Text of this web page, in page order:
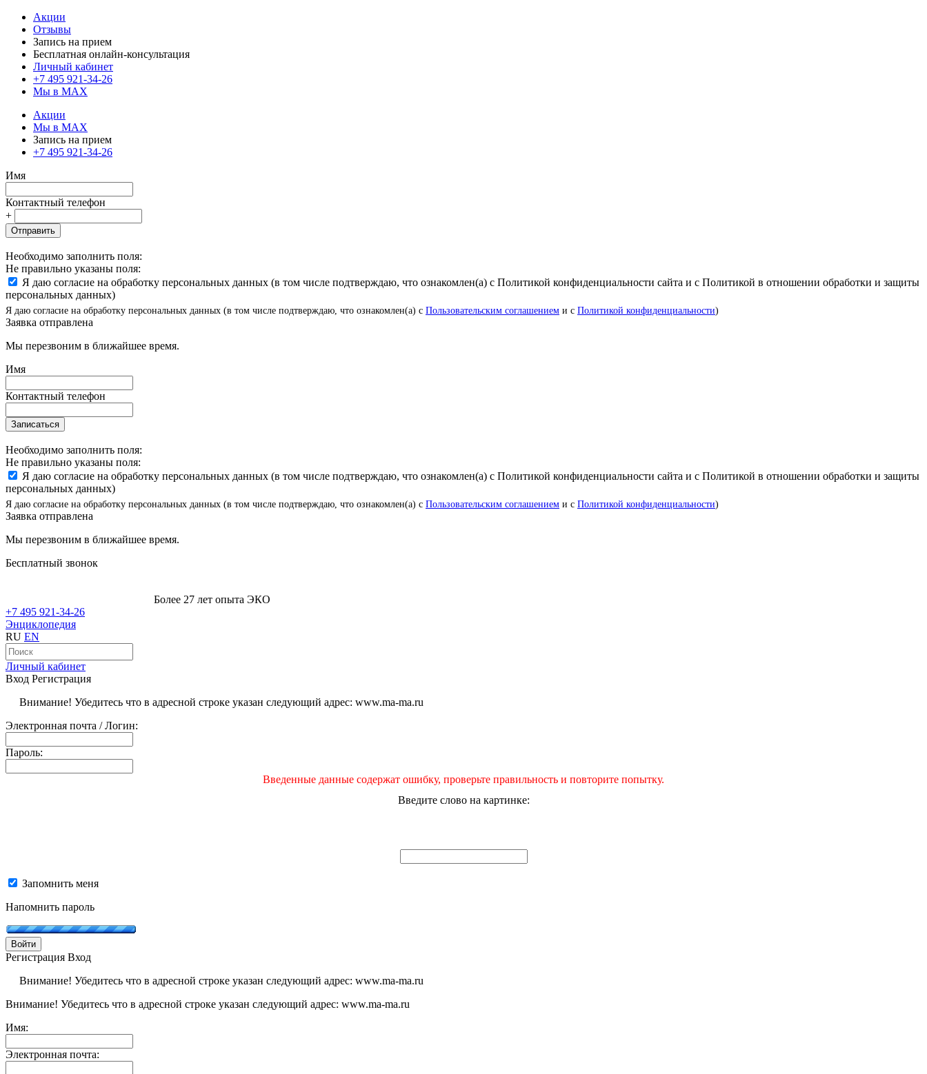
Акции
Отзывы
Запись на прием
Бесплатная онлайн-консультация
Личный кабинет
+7 495 921-34-26
Мы в MAX
Акции
Мы в MAX
Запись на прием
+7 495 921-34-26
Имя
Контактный телефон
+
Отправить
Необходимо заполнить поля:
Не правильно указаны поля:
Я даю согласие на обработку персональных данных (в том числе подтверждаю, что ознакомлен(а) с Политикой конфиденциальности сайта и с Политикой в отношении обработки и защиты
персональных данных)
Я даю согласие на обработку персональных данных (в том числе подтверждаю, что ознакомлен(а) с Пользовательским соглашением и с Политикой конфиденциальности)
Заявка отправлена
Мы перезвоним в ближайшее время.
Имя
Контактный телефон
Записаться
Необходимо заполнить поля:
Не правильно указаны поля:
Я даю согласие на обработку персональных данных (в том числе подтверждаю, что ознакомлен(а) с Политикой конфиденциальности сайта и с Политикой в отношении обработки и защиты
персональных данных)
Я даю согласие на обработку персональных данных (в том числе подтверждаю, что ознакомлен(а) с Пользовательским соглашением и с Политикой конфиденциальности)
Заявка отправлена
Мы перезвоним в ближайшее время.
Бесплатный звонок
Более 27 лет опыта ЭКО
+7 495 921-34-26
Энциклопедия
RU EN
Личный кабинет
Вход Регистрация
Внимание! Убедитесь что в адресной строке указан следующий адрес: www.ma-ma.ru
Электронная почта / Логин:
Пароль:
Введенные данные содержат ошибку, проверьте правильность и повторите попытку.
Введите слово на картинке:
Запомнить меня
Напомнить пароль
Войти
Регистрация Вход
Внимание! Убедитесь что в адресной строке указан следующий адрес: www.ma-ma.ru
Внимание! Убедитесь что в адресной строке указан следующий адрес: www.ma-ma.ru
Имя:
Электронная почта: